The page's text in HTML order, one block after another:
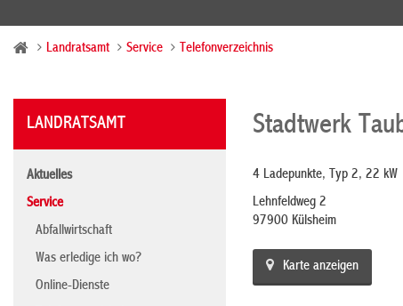
Landratsamt Service Telefonverzeichnis
LANDRATSAMT
Aktuelles
Service
Abfallwirtschaft
Was erledige ich wo?
Online-Dienste
Stadtwerk
4 Ladepunkte, Typ 2, 22 kW
Lehnfeldweg 2
97900 Külsheim
Karte anzeigen